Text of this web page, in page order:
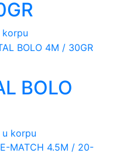
korpu
BOLO
korpu